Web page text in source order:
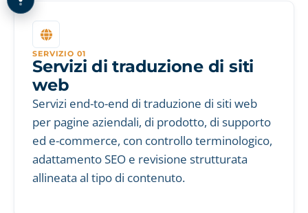
SERVIZIO 01
Servizi di traduzione di siti
web
Servizi end-to-end di traduzione di siti web
per pagine aziendali, di prodotto, di supporto
ed e-commerce, con controllo terminologico,
adattamento SEO e revisione strutturata
allineata al tipo di contenuto.